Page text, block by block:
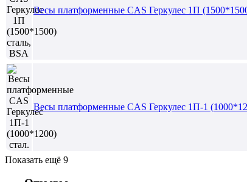
Весы платформенные CAS Геркулес 1П
Весы платформенные CAS Геркулес 1П-1
Показать ещё 9